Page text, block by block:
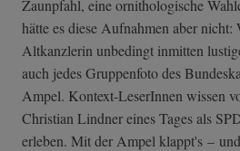
Zaunpfahl, eine ornithologische
hätte es diese Aufnahmen aber nicht:
Altkanzlerin unbedingt inmitten
auch jedes Gruppenfoto des
Ampel. Kontext-LeserInnen wissen
Christian Lindner eines Tages als
erleben. Mit der Ampel klappt's –